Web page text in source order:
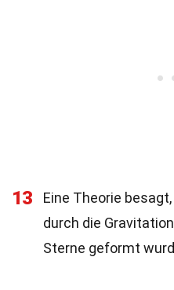
13
Eine Theorie
durch die
Sterne geformt